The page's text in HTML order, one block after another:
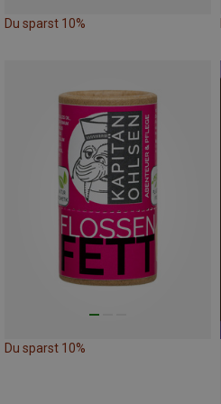
Du sparst 10%
Du sparst 10%